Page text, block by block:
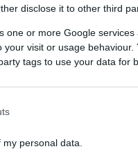
disclose it to other third
one or more Google
visit or usage behaviour.
tags to use your data for
personal data.
ποδοσφαιριστές του
“5-2”, και
Golden Team.
για τον